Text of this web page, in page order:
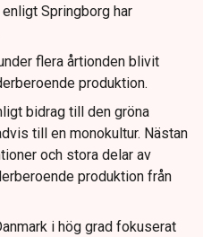
Springborg har
flera årtionden blivit
produktion.
bidrag till den gröna
till en monokultur. Nästan
och stora delar av
produktion från
i hög grad fokuserat